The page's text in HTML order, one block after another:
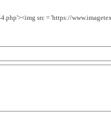
src = 'https://